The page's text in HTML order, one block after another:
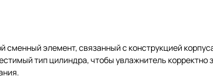
элемент, связанный с конструкцией
тип цилиндра, чтобы увлажнитель корректно